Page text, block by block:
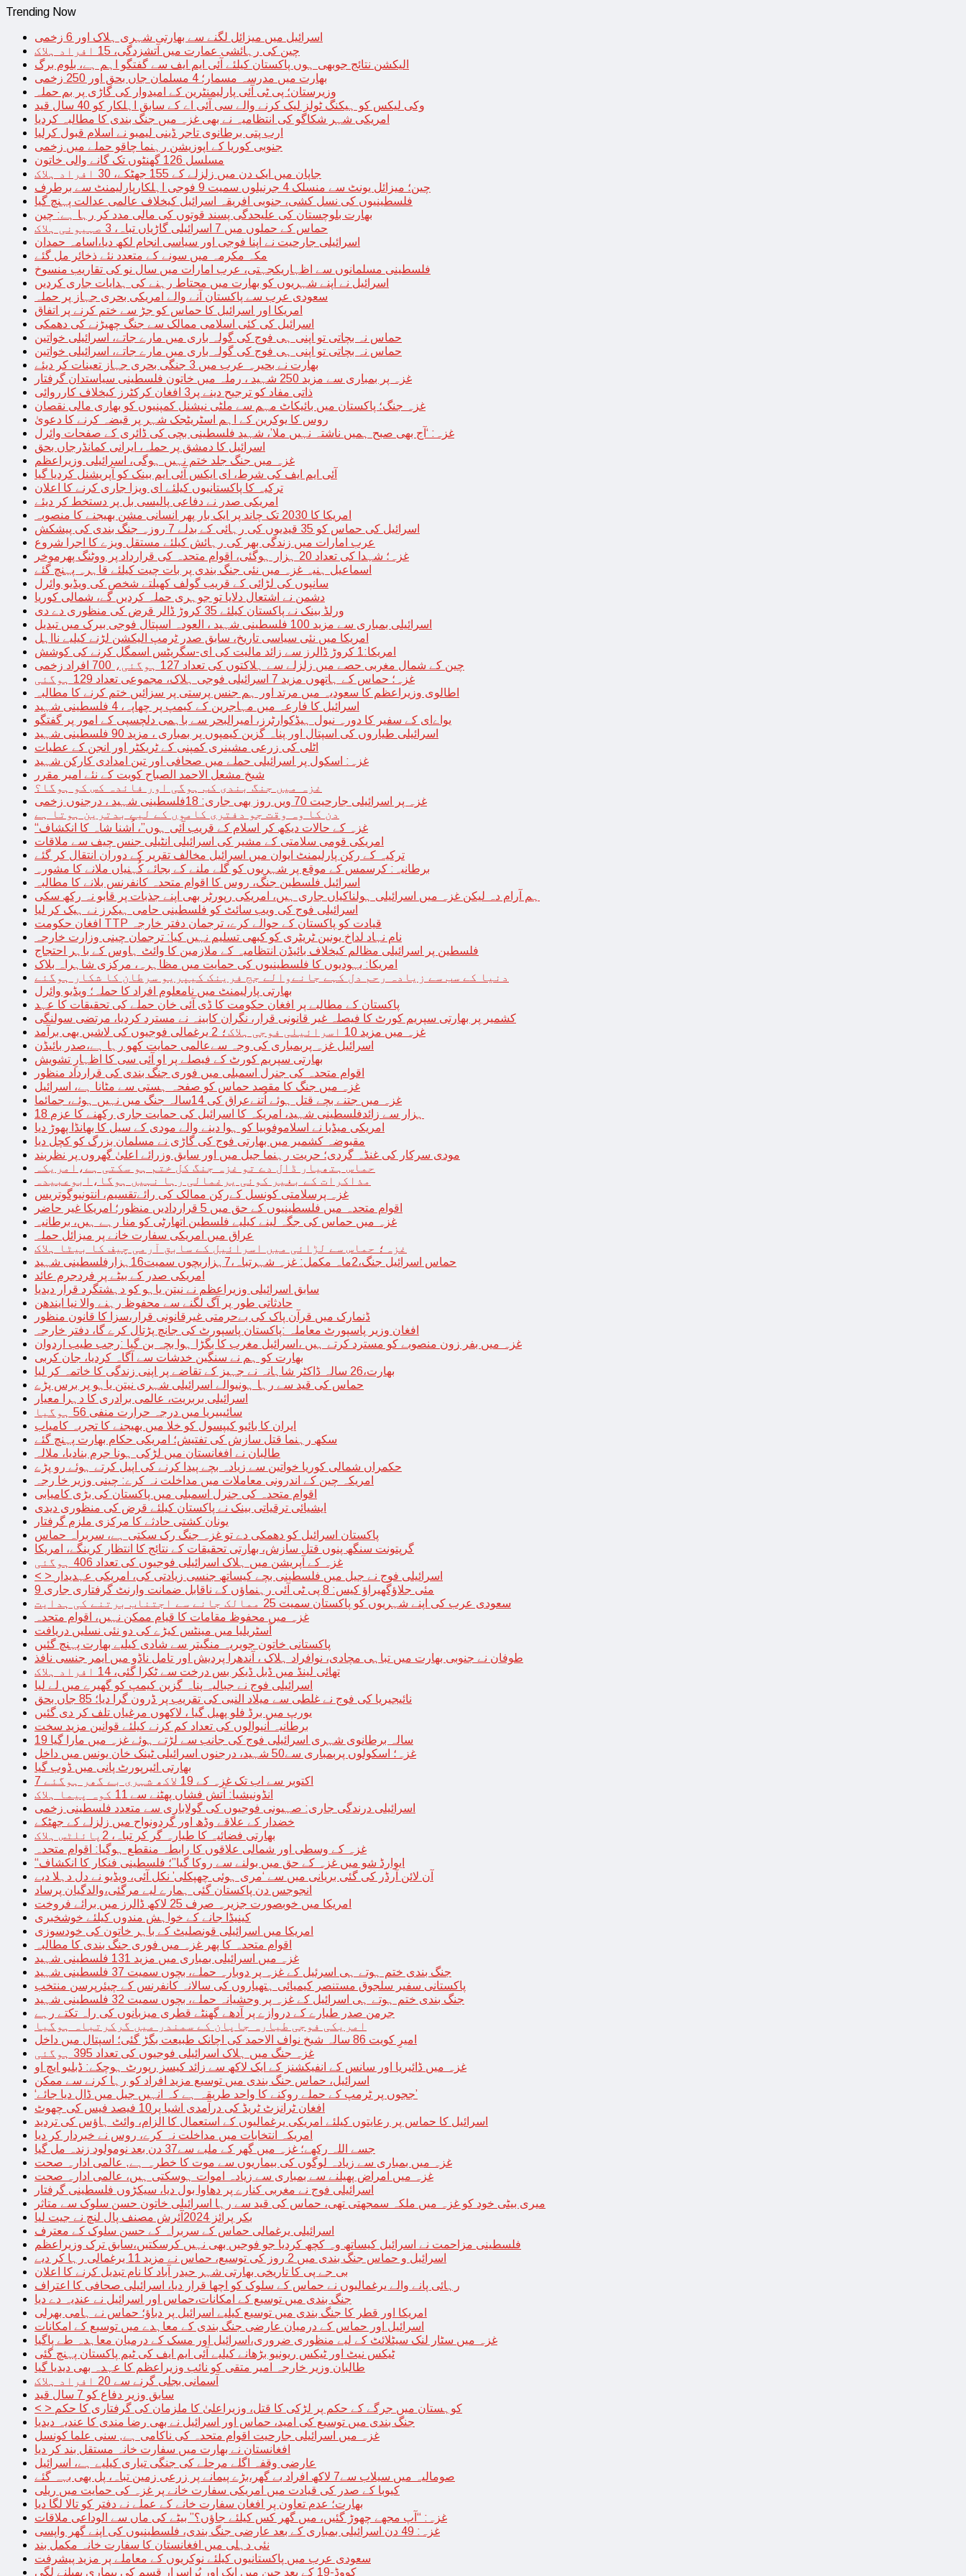
Trending Now
اسرائیل میں میزائل لگنے سے بھارتی شہری ہلاک اور 6 زخمی
چین کی رہائشی عمارت میں آتشزدگی، 15 افراد ہلاک
الیکشن نتائج جوبھی ہوں پاکستان کیلئے آئی ایم ایف سے گفتگو اہم ہے، بلوم برگ
بھارت میں مدرسہ مسمار؛ 4 مسلمان جاں بحق اور 250 زخمی
وزیرستان؛ پی ٹی آئی پارلیمنٹرین کے امیدوار کی گاڑی پر بم حملہ
وکی لیکس کو ہیکنگ ٹولز لیک کرنے والے سی آئی اے کے سابق اہلکار کو 40 سال قید
امریکی شہر شکاگو کی انتظامیہ نے بھی غزہ میں جنگ بندی کا مطالبہ کردیا
ارب پتی برطانوی تاجر ڈینی لیمبو نے اسلام قبول کرلیا
جنوبی کوریا کے اپوزیشن رہنما چاقو حملے میں زخمی
مسلسل 126 گھنٹوں تک گانے والی خاتون
جاپان میں ایک دن میں زلزلے کے 155 جھٹکے، 30 افراد ہلاک
چین؛ میزائل یونٹ سے منسلک 4 جرنیلوں سمیت 9 فوجی اہلکارپارلیمنٹ سے برطرف
فلسطینیوں کی نسل کشی، جنوبی افریقہ اسرائیل کیخلاف عالمی عدالت پہنچ گیا
بھارت بلوچستان کی علیحدگی پسند قوتوں کی مالی مدد کر رہا ہے: چین
حماس کے حملوں میں 7 اسرائیلی گاڑیاں تباہ، 3 صہیونی ہلاک
اسرائیلی جارحیت نے اپنا فوجی اور سیاسی انجام لکھ دیا،اسامہ حمدان
مکہ مکرمہ میں سونے کے متعدد نئے ذخائر مل گئے
فلسطینی مسلمانوں سے اظہاریکجہتی، عرب امارات میں سال نو کی تقاریب منسوخ
اسرائیل نے اپنے شہریوں کو بھارت میں محتاط رہنے کی ہدایات جاری کردیں
سعودی عرب سے پاکستان آنے والے امریکی بحری جہاز پر حملہ
امریکا اور اسرائیل کا حماس کو جڑ سے ختم کرنے پر اتفاق
اسرائیل کی کئی اسلامی ممالک سے جنگ چھیڑنے کی دھمکی
حماس نہ بچاتی تو اپنی ہی فوج کی گولہ باری میں مارے جاتے، اسرائیلی خواتین
حماس نہ بچاتی تو اپنی ہی فوج کی گولہ باری میں مارے جاتے، اسرائیلی خواتین
بھارت نے بحیرہ عرب میں 3 جنگی بحری جہاز تعینات کر دیئے
غزہ پر بمباری سے مزید 250 شہید ، رملہ میں خاتون فلسطینی سیاستدان گرفتار
ذاتی مفاد کو ترجیح دینے پر3 افغان کرکٹرز کیخلاف کارروائی
غزہ جنگ؛ پاکستان میں بائیکاٹ مہم سے ملٹی نیشنل کمپنیوں کو بھاری مالی نقصان
روس کا یوکرین کے اہم اسٹریٹجک شہر پر قبضہ کرنے کا دعویٰ
غزہ: ‘آج بھی صبح ہمیں ناشتہ نہیں ملا’، شہید فلسطینی بچی کی ڈائری کے صفحات وائرل
اسرائیل کا دمشق پر حملہ، ایرانی کمانڈرجاں بحق
غزہ میں جنگ جلد ختم نہیں ہوگی، اسرائیلی وزیراعظم
آئی ایم ایف کی شرط، ای ایکس آئی ایم بینک کو آپریشنل کردیا گیا
ترکیہ کا پاکستانیوں کیلئے ای ویزا جاری کرنے کا اعلان
امریکی صدر نے دفاعی پالیسی بل پر دستخط کر دیئے
امریکا کا 2030 تک چاند پر ایک بار پھر انسانی مشن بھیجنے کا منصوبہ
اسرائیل کی حماس کو 35 قیدیوں کی رہائی کے بدلے 7 روزہ جنگ بندی کی پیشکش
عرب امارات میں زندگی بھر کی رہائش کیلئے مستقل ویزے کا اجرا شروع
غزہ؛ شہدا کی تعداد 20 ہزار ہوگئی، اقوام متحدہ کی قرارداد پر ووٹنگ پھرموخر
اسماعیل ہنیہ غزہ میں نئی جنگ بندی پر بات چیت کیلئے قاہرہ پہنچ گئے
سانپوں کی لڑائی کے قریب گولف کھیلتے شخص کی ویڈیو وائرل
دشمن نے اشتعال دلایا تو جوہری حملہ کردیں گے، شمالی کوریا
ورلڈ بینک نے پاکستان کیلئے 35 کروڑ ڈالر قرض کی منظوری دے دی
اسرائیلی بمباری سے مزید 100 فلسطینی شہید ، العودہ اسپتال فوجی بیرک میں تبدیل
امریکا میں نئی سیاسی تاریخ، سابق صدر ٹرمپ الیکشن لڑنے کیلیے نااہل
امریکا:1 کروڑ ڈالرز سے زائد مالیت کی ای-سگریٹس اسمگل کرنے کی کوشش
چین کے شمال مغربی حصے میں زلزلے سے ہلاکتوں کی تعداد 127 ہوگئی، 700 افراد زخمی
غزہ؛ حماس کے ہاتھوں مزید 7 اسرائیلی فوجی ہلاک، مجموعی تعداد 129 ہوگئی
اطالوی وزیراعظم کا سعودیہ میں مرتد اور ہم جنس پرستی پر سزائیں ختم کرنے کا مطالبہ
اسرائیل کا فارعہ میں مہاجرین کے کیمپ پر چھاپہ، 4 فلسطینی شہید
یواےای کے سفیر کا دورہ نیول ہیڈکوارٹرز، امیرالبحر سے باہمی دلچسپی کے امور پر گفتگو
اسرائیلی طیاروں کی اسپتال اور پناہ گزین کیمپوں پر بمباری ، مزید 90 فلسطینی شہید
اٹلی کی زرعی مشینری کمپنی کے ٹریکٹر اور انجن کے عطیات
غزہ: اسکول پر اسرائیلی حملے میں صحافی اور تین امدادی کارکن شہید
شیخ مشعل الاحمد الصباح کویت کے نئے امیر مقرر
غزہ میں جنگ بندی کب ہوگی اور فائدہ کس کو ہوگا؟
غزہ پر اسرائیلی جارحیت 70 ویں روز بھی جاری: 18فلسطینی شہید ، درجنوں زخمی
دن کا وہ وقت جو دفتری کاموں کے لیے بدترین ہوتا ہے
“غزہ کے حالات دیکھ کر اسلام کے قریب آئی ہوں”، اُشنا شاہ کا انکشاف
امریکی قومی سلامتی کے مشیر کی اسرائیلی انٹیلی جنس چیف سے ملاقات
ترکیہ کے رکن پارلیمنٹ ایوان میں اسرائیل مخالف تقریر کے دوران انتقال کر گئے
برطانیہ: کرسمس کے موقع پر شہریوں کو گلے ملنے کے بجائے کُہنیاں ملانے کا مشورہ
اسرائیل فلسطین جنگ، روس کا اقوام متحدہ کانفرنس بلانے کا مطالبہ
ہم آرام دہ لیکن غزہ میں اسرائیلی ہولناکیاں جاری ہیں، امریکی رپورٹر بھی اپنے جذبات پر قابو نہ رکھ سکی
اسرائیلی فوج کی ویب سائٹ کو فلسطینی حامی ہیکرز نے ہیک کر لیا
افغان حکومت TTP قیادت کو پاکستان کے حوالے کرے، ترجمان دفتر خارجہ
نام نہاد لداخ یونین ٹریٹری کو کبھی تسلیم نہیں کیا: ترجمان چینی وزارت خارجہ
فلسطین پر اسرائیلی مظالم کیخلاف بائیڈن انتظامیہ کے ملازمین کا وائٹ ہاوس کے باہر احتجاج
امریکا: یہودیوں کا فلسطینیوں کی حمایت میں مظاہرہ، مرکزی شاہراہ بلاک
دنیا کے سب سے زیادہ رحم دل کہے جانےوالے جج فرینک کیپریو سرطان کا شکار ہوگئے
بھارتی پارلیمنٹ میں نامعلوم افراد کا حملہ؛ ویڈیو وائرل
پاکستان کے مطالبے پر افغان حکومت کا ڈی آئی خان حملے کی تحقیقات کا عہد
کشمیر پر بھارتی سپریم کورٹ کا فیصلہ غیر قانونی قرار، نگران کابینہ نے مسترد کردیا، مرتضی سولنگی
غزہ میں مزید 10 اسرائیلی فوجی ہلاک؛ 2 یرغمالی فوجیوں کی لاشیں بھی برآمد
اسرائیل غزہ پربمباری کی وجہ سےعالمی حمایت کھو رہا ہے،صدر بائیڈن
بھارتی سپریم کورٹ کے فیصلے پر او آئی سی کا اظہارِ تشویش
اقوام متحدہ کی جنرل اسمبلی میں فوری جنگ بندی کی قرارداد منظور
غزہ میں جنگ کا مقصد حماس کو صفحہ ہستی سے مٹانا ہے، اسرائیل
غزہ میں جتنے بچے قتل ہوئے اُتنےعراق کی 14سالہ جنگ میں نہیں ہوئے، جمائما
18 ہزار سے زائدفلسطینی شہید، امریکہ کا اسرائیل کی حمایت جاری رکھنے کا عزم
امریکی میڈیا نے اسلاموفوبیا کو ہوا دینے والے مودی کے سیل کا بھانڈا پھوڑ دیا
مقبوضہ کشمیر میں بھارتی فوج کی گاڑی نے مسلمان بزرگ کو کچل دیا
مودی سرکار کی غنڈہ گردی؛ حریت رہنما جیل میں اور سابق وزرائے اعلیٰ گھروں پر نظربند
حماس ہتھیار ڈال دے تو غزہ جنگ کل ختم ہو سکتی ہے،امریکہ
مذاکرات کے بغیر کوئی یرغمالی رہا نہیں ہوگا،ابوعبیدہ
غزہ پرسلامتی کونسل کےرکن ممالک کی رائےتقسیم، انتونیوگوتریس
اقوام متحدہ میں فلسطینیوں کے حق میں 5 قراردادیں منظور؛ امریکا غیر حاضر
غزہ میں حماس کی جگہ لینے کیلیے فلسطین اتھارٹی کو منا رہے ہیں، برطانیہ
عراق میں امریکی سفارت خانے پر میزائل حملہ
غزہ؛ حماس سے لڑائی میں اسرائیل کے سابق آرمی چیف کا بیٹا ہلاک
حماس اسرائیل جنگ،2ماہ مکمل: غزہ شہرتباہ،7ہزاربچوں سمیت16ہزارفلسطینی شہید
امریکی صدر کے بیٹے پر فردجرم عائد
سابق اسرائیلی وزیراعظم نے نیتن یاہو کو دہشتگرد قرار دیدیا
حادثاتی طور پر آگ لگنے سے محفوظ رہنے والا نیا ایندھن
ڈنمارک میں قرآن پاک کی بےحرمتی غیرقانونی قرار،سزا کا قانون منظور
افغان وزیر پاسپورٹ معاملہ :پاکستان پاسپورٹ کی جانچ پڑتال کرے گا، دفتر خارجہ
غزہ میں بفر زون منصوبے کو مسترد کرتے ہیں ،اسرائیل مغرب کا بگڑا ہوا بچہ بن گیا :رجب طیب اردوان
بھارت کو ہم نے سنگین خدشات سے آگاہ کردیا، جان کربی
بھارت،26 سالہ ڈاکٹر شاہانہ نے جہیز کے تقاضے پر اپنی زندگی کا خاتمہ کر لیا
حماس کی قید سے رہا ہونیوالے اسرائیلی شہری نیتن یاہو پر برس پڑے
اسرائیلی بربریت، عالمی برادری کا دہرا معیار
سائیبیریا میں درجہ حرارت منفی 56 ہوگیا
ایران کا بائیو کیپسول کو خلا میں بھیجنے کا تجربہ کامیاب
سکھ رہنما قتل سازش کی تفتیش؛ امریکی حکام بھارت پہنچ گئے
طالبان نے افغانستان میں لڑکی ہونا جرم بنادیا، ملالہ
حکمراں شمالی کوریا خواتین سے زیادہ بچے پیدا کرنے کی اپیل کرتے ہوئے رو پڑے
امریکہ چین کے اندرونی معاملات میں مداخلت نہ کرے: چینی وزیر خا رجہ
اقوام متحدہ کی جنرل اسمبلی میں پاکستان کی بڑی کامیابی
ایشیائی ترقیاتی بینک نے پاکستان کیلئے قرض کی منظوری دیدی
یونان کشتی حادثے کا مرکزی ملزم گرفتار
پاکستان اسرائیل کو دھمکی دے تو غزہ جنگ رک سکتی ہے، سربراہ حماس
گرپتونت سنگھ پنوں قتل سازش، بھارتی تحقیقات کے نتائج کا انتظار کرینگے، امریکا
غزہ کے آپریشن میں ہلاک اسرائیلی فوجیوں کی تعداد 406 ہوگئی
< > اسرائیلی فوج نے جیل میں فلسطینی بچے کیساتھ جنسی زیادتی کی، امریکی عہدیدار
9 مئی جلاؤگھیراؤ کیس: 8 پی ٹی آئی رہنماؤں کے ناقابل ضمانت وارنٹ گرفتاری جاری
سعودی عرب کی اپنے شہریوں کو پاکستان سمیت 25 ممالک جانے سے اجتناب برتنے کی ہدایت
غزہ میں محفوظ مقامات کا قیام ممکن نہیں، اقوام متحدہ
آسٹریلیا میں مینٹس کیڑے کی دو نئی نسلیں دریافت
پاکستانی خاتون جویریہ منگیتر سے شادی کیلیے بھارت پہنچ گئیں
طوفان نے جنوبی بھارت میں تباہی مچادی، نوافراد ہلاک ، آندھرا پردیش اور تامل ناڈو میں ایمر جنسی نافذ
تھائی لینڈ میں ڈبل ڈیکر بس درخت سے ٹکرا گئی، 14 افراد ہلاک
اسرائیلی فوج نے جبالیہ پناہ گزین کیمپ کو گھیرے میں لے لیا
نائیجیریا کی فوج نے غلطی سے میلاد النبی کی تقریب پر ڈرون گرا دیا؛ 85 جاں بحق
یورپ میں برڈ فلو پھیل گیا ، لاکھوں مرغیاں تلف کر دی گئیں
برطانیہ آنیوالوں کی تعداد کم کرنے کیلئے قوانین مزید سخت
19 سالہ برطانوی شہری اسرائیلی فوج کی جانب سے لڑتے ہوئے غزہ میں مارا گیا
غزہ؛ اسکولوں پربمباری سے50 شہید، درجنوں اسرائیلی ٹینک خان یونس میں داخل
بھارتی ائیرپورٹ پانی میں ڈوب گیا
7 اکتوبر سے اب تک غزہ کے 19 لاکھ شہری بے گھر ہوگئے
انڈونیشیا: آتش فشاں پھٹنے سے 11 کوہ پیما ہلاک
اسرائیلی درندگی جاری: صہیونی فوجیوں کی گولاباری سے متعدد فلسطینی زخمی
خضدار کے علاقے وڈھ اور گردونواح میں زلزلے کے جھٹکے
بھارتی فضائیہ کا طیارہ گر کر تباہ، 2پائلٹس ہلاک
غزہ کے وسطی اور شمالی علاقوں کا رابطہ منقطع ہوگیا: اقوام متحدہ
“ایوارڈ شو میں غزہ کے حق میں بولنے سے روکا گیا”؛ فلسطینی فنکار کا انکشاف
آن لائن آرڈر کی گئی بریانی میں سے ‘مری ہوئی چھپکلی’ نکل آئی، ویڈیو نے دل دہلا دیے
انجوجس دن پاکستان گئی ہمارے لیے مرگئی،والدگیان پرساد
امریکا میں خوبصورت جزیرہ صرف 25 لاکھ ڈالرز میں برائے فروخت
کینیڈا جانے کے خواہش مندوں کیلئے خوشخبری
امریکا میں اسرائیلی قونصلیٹ کے باہر خاتون کی خودسوزی
اقوام متحدہ کا پھر غزہ میں فوری جنگ بندی کا مطالبہ
غزہ میں اسرائیلی بمباری میں مزید 131 فلسطینی شہید
جنگ بندی ختم ہوتے ہی اسرئیل کے غزہ پر دوبارہ حملے، بچوں سمیت 37 فلسطینی شہید
پاکستانی سفیر سلجوق مستنصر کیمیائی ہتھیاروں کی سالانہ کانفرنس کے چیئرپرسن منتخب
جنگ بندی ختم ہوتے ہی اسرائیل کے غزہ پر وحشیانہ حملے، بچوں سمیت 32 فلسطینی شہید
جرمن صدر طیارے کے دروازے پر آدھے گھنٹے قطری میزبانوں کی راہ تکتے رہے
امریکی فوجی طیارہ جاپان کے سمندر میں گرکرتباہ ہوگیا
امیرِ کویت 86 سالہ شیخ نواف الاحمد کی اچانک طبیعت بگڑ گئی؛ اسپتال میں داخل
غزہ جنگ میں ہلاک اسرائیلی فوجیوں کی تعداد 395 ہوگئی
غزہ میں ڈائیریا اور سانس کے انفیکشنز کے ایک لاکھ سے زائد کیسز رپورٹ ہوچکے: ڈبلیو ایچ او
اسرائیل، حماس جنگ بندی میں توسیع مزید افراد کو رہا کرنے سے ممکن
‘ججوں پر ٹرمپ کے حملے روکنے کا واحد طریقہ ہے کہ انہیں جیل میں ڈال دیا جائے’
افغان ٹرانزٹ ٹریڈ کی درآمدی اشیا پر10 فیصد فیس کی چھوٹ
اسرائیل کا حماس پر رعایتوں کیلئے امریکی یرغمالیوں کے استعمال کا الزام، وائٹ ہاؤس کی تردید
امریکہ انتخابات میں مداخلت نہ کرے، روس نے خبردار کر دیا
جسے اللہ رکھے؛ غزہ میں گھر کے ملبے سے37 دن بعد نومولود زندہ مل گیا
غزہ میں بمباری سے زیادہ لوگوں کی بیماریوں سے موت کا خطرہ ہے, عالمی ادارہ صحت
غزہ میں امراض پھیلنے سے بمباری سے زیادہ اموات ہوسکتی ہیں، عالمی ادارہ صحت
اسرائیلی فوج نے مغربی کنارے پر دھاوا بول دیا، سیکڑوں فلسطینی گرفتار
میری بیٹی خود کو غزہ میں ملکہ سمجھتی تھی، حماس کی قید سے رہا اسرائیلی خاتون حسن سلوک سے متاثر
بکر پرائز 2024آئرش مصنف پال لنچ نے جیت لیا
اسرائیلی یرغمالی حماس کے سربراہ کے حسن سلوک کے معترف
فلسطینی مزاحمت نے اسرائیل کیساتھ وہ کچھ کردیا جو فوجیں بھی نہیں کرسکتیں،سابق ترک وزیراعظم
اسرائیل و حماس جنگ بندی میں 2 روز کی توسیع، حماس نے مزید 11 یرغمالی رہا کر دیے
بی جے پی کا تاریخی بھارتی شہر حیدر آباد کا نام تبدیل کرنے کا اعلان
رہائی پانے والے یرغمالیوں نے حماس کے سلوک کو اچھا قرار دیا، اسرائیلی صحافی کا اعتراف
جنگ بندی میں توسیع کے امکانات،حماس اور اسرائیل نے عندیہ دے دیا
امریکا اور قطر کا جنگ بندی میں توسیع کیلیے اسرائیل پر دباؤ؛ حماس نے ہامی بھرلی
اسرائیل اور حماس کے درمیان عارضی جنگ بندی کے معاہدے میں توسیع کے امکانات
غزہ میں سٹار لنک سیٹلائٹ کے لیے منظوری ضروری،اسرائیل اور مسک کے درمیان معاہدہ طے پاگیا
ٹیکس نیٹ اور ٹیکس ریونیو بڑھانے کیلیے آئی ایم ایف کی ٹیم پاکستان پہنچ گئی
طالبان وزیر خارجہ امیر متقی کو نائب وزیراعظم کا عہدہ بھی دیدیا گیا
آسمانی بجلی گرنے سے 20 افراد ہلاک
سابق وزیر دفاع کو 7 سال قید
< > کوہستان میں جرگے کے حکم پر لڑکی کا قتل، وزیراعلیٰ کا ملزمان کی گرفتاری کا حکم
جنگ بندی میں توسیع کی امید، حماس اور اسرائیل نے بھی رضا مندی کا عندیہ دیدیا
غزہ میں اسرائیلی جارحیت اقوام متحدہ کی ناکامی ہے, سنی علما کونسل
افغانستان نے بھارت میں سفارت خانہ مستقل بند کر دیا
عارضی وقفہ اگلے مرحلے کی جنگی تیاری کیلیے ہے، اسرائیل
صومالیہ میں سیلاب سے7 لاکھ افراد بے گھر،بڑے پیمانے پر زرعی زمین تباہ، پل بھی بہہ گئے
کیوبا کے صدر کی قیادت میں امریکی سفارت خانے پر غزہ کی حمایت میں ریلی
بھارت؛ عدم تعاون پر افغان سفارت خانے کے عملے نے دفتر کو تالا لگا دیا
غزہ: “آپ مجھے چھوڑ گئیں، میں گھر کس کیلئے جاؤں؟” بیٹے کی ماں سے الوداعی ملاقات
غزہ: 49 دن اسرائیلی بمباری کے بعد عارضی جنگ بندی، فلسطینیوں کی اپنے گھر واپسی
نئی دہلی میں افغانستان کا سفارت خانہ مکمل بند
سعودی عرب میں پاکستانیوں کیلئے نوکریوں کے معاملے پر مزید پیشرفت
کووڈ-19 کے بعد چین میں ایک اور پُراسرار قسم کی بیماری پھیلنے لگی